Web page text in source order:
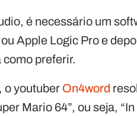
é necessário um
Apple Logic Pro e
preferir.
o youtuber On4word
Mario 64”, ou seja,